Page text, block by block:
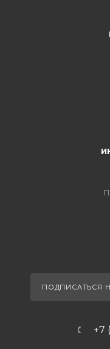
ПОДПИСАТЬСЯ
+7